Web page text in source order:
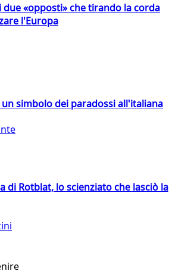
due «opposti» che tirando la corda
l'Europa
un simbolo dei paradossi all'italiana
di Rotblat, lo scienziato che lasciò la